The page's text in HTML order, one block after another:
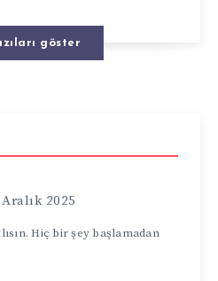
göster
2025
Hiç bir şey başlamadan